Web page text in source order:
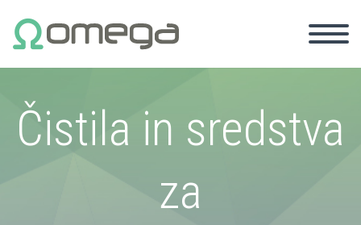
Čistila in sredstva
za